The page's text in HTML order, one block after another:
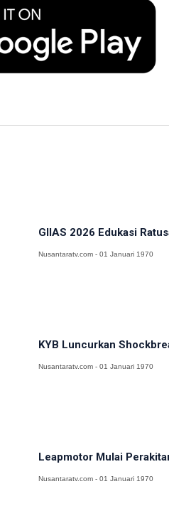
GIIAS 2026 Edukasi
Nusantaratv.com - 01 Januari 1970
KYB Luncurkan
Nusantaratv.com - 01 Januari 1970
Leapmotor Mulai
Nusantaratv.com - 01 Januari 1970